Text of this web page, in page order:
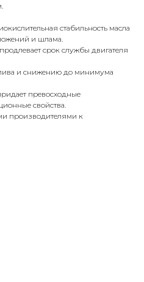
стабильность масла
и шлама.
срок службы двигателя
и снижению до минимума
превосходные
свойства.
производителями к